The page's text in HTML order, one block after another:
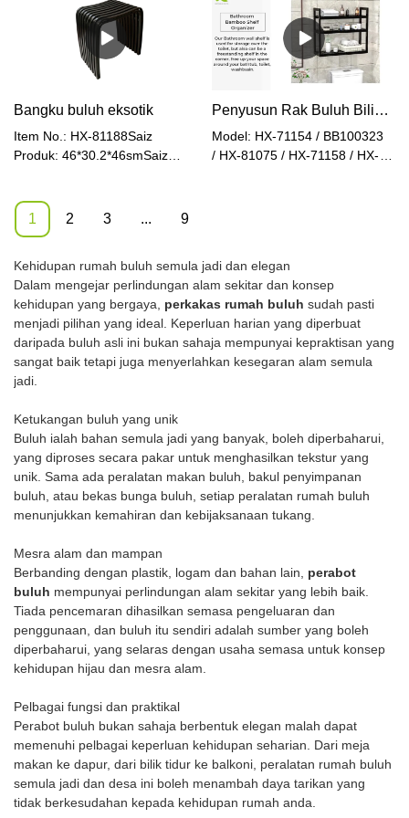
Kehidupan rumah buluh semula jadi dan elegan
Dalam mengejar perlindungan alam sekitar dan konsep
kehidupan yang bergaya, perkakas rumah buluh sudah pasti
menjadi pilihan yang ideal. Keperluan harian yang diperbuat
daripada buluh asli ini bukan sahaja mempunyai kepraktisan yang
sangat baik tetapi juga menyerlahkan kesegaran alam semula
jadi.
Ketukangan buluh yang unik
Buluh ialah bahan semula jadi yang banyak, boleh diperbaharui,
yang diproses secara pakar untuk menghasilkan tekstur yang
unik. Sama ada peralatan makan buluh, bakul penyimpanan
buluh, atau bekas bunga buluh, setiap peralatan rumah buluh
menunjukkan kemahiran dan kebijaksanaan tukang.
Mesra alam dan mampan
Berbanding dengan plastik, logam dan bahan lain, perabot
buluh mempunyai perlindungan alam sekitar yang lebih baik.
Tiada pencemaran dihasilkan semasa pengeluaran dan
penggunaan, dan buluh itu sendiri adalah sumber yang boleh
diperbaharui, yang selaras dengan usaha semasa untuk konsep
kehidupan hijau dan mesra alam.
Pelbagai fungsi dan praktikal
Perabot buluh bukan sahaja berbentuk elegan malah dapat
memenuhi pelbagai keperluan kehidupan seharian. Dari meja
makan ke dapur, dari bilik tidur ke balkoni, peralatan rumah buluh
semula jadi dan desa ini boleh menambah daya tarikan yang
tidak berkesudahan kepada kehidupan rumah anda.
Berat Bersih: 4.2kg Berat
Kasar: 5.2kg Bahan: Buluh /
Buluh+Logam Warna: Asli /
Hitam Boleh laras: Ya
Kasar: 2.5kg Bahan: MDF +
Tiang tiub besi Warna: Putih
Bangku buluh eksotik
Item No.: HX-81188Saiz
Produk: 46*30.2*46smSaiz
58.5*51.7*32smBerat Bersih:
2.8kgBerat Kasar(2pcs):
HitamDihimpun: yaProses
pengeluaran: Penekanan
panas
Penyusun Rak Buluh Bilik Mandi 3 Tingkat
Model: HX-71154 / BB100323
/ HX-81075 / HX-71158 / HX-
mandi buluh RuichangPilihan
Ketinggian Boleh LarasCukup
Luas untuk PenyimpananRak
Bilik Mandi Buluh yang
dipasang di dinding
1 2 3 ... 9